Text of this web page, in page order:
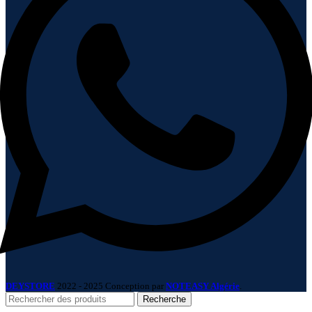
DEYSTORE 2022 - 2025 Conception par NOTEASY Algérie.
Recherche